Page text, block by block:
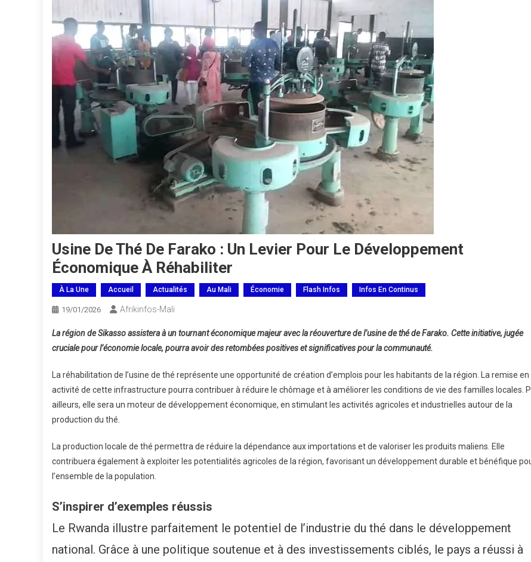
Usine De Thé De Farako : Un Levier Pour Le Développement
Économique À Réhabiliter
À La Une Accueil Actualités Au Mali Économie Flash Infos Infos En Continus
19/01/2026 Afrikinfos-Mali
La région de Sikasso assistera à un tournant économique majeur avec la réouverture de l’usine de thé de Farako. Cette initiative, jugée
cruciale pour l’économie locale, pourra avoir des retombées positives et significatives pour la communauté.
La réhabilitation de l’usine de thé représente une opportunité de création d’emplois pour les habitants de la région. La remise en
activité de cette infrastructure pourra contribuer à réduire le chômage et à améliorer les conditions de vie des familles locales.
ailleurs, elle sera un moteur de développement économique, en stimulant les activités agricoles et industrielles autour de la
production du thé.
La production locale de thé permettra de réduire la dépendance aux importations et de valoriser les produits maliens. Elle
contribuera également à exploiter les potentialités agricoles de la région, favorisant un développement durable et bénéfique
l’ensemble de la population.
S’inspirer d’exemples réussis
Le Rwanda illustre parfaitement le potentiel de l’industrie du thé dans le développement
national. Grâce à une politique soutenue et à des investissements ciblés, le pays a réussi à